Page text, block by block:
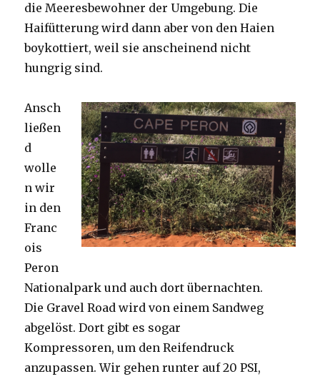
die Meeresbewohner der Umgebung. Die
Haifütterung wird dann aber von den Haien
boykottiert, weil sie anscheinend nicht
hungrig sind.
Ansch
ließen
d
wolle
n wir
in den
Franc
ois
Peron
Nationalpark und auch dort übernachten.
Die Gravel Road wird von einem Sandweg
abgelöst. Dort gibt es sogar
Kompressoren, um den Reifendruck
anzupassen. Wir gehen runter auf 20 PSI,